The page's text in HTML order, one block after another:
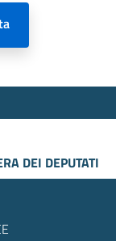
DEI DEPUTATI